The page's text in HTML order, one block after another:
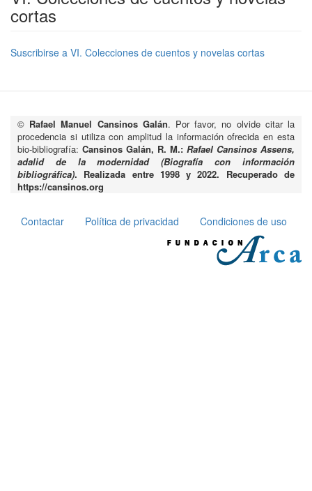
cortas
Suscribirse a VI. Colecciones de cuentos y novelas cortas
© Rafael Manuel Cansinos Galán. Por favor, no olvide citar la
procedencia si utiliza con amplitud la información ofrecida en esta
bio-bibliografía: Cansinos Galán, R. M.: Rafael Cansinos Assens,
adalid de la modernidad (Biografía con información
bibliográfica). Realizada entre 1998 y 2022. Recuperado de
https://cansinos.org
Pie
Contactar Política de privacidad Condiciones de uso